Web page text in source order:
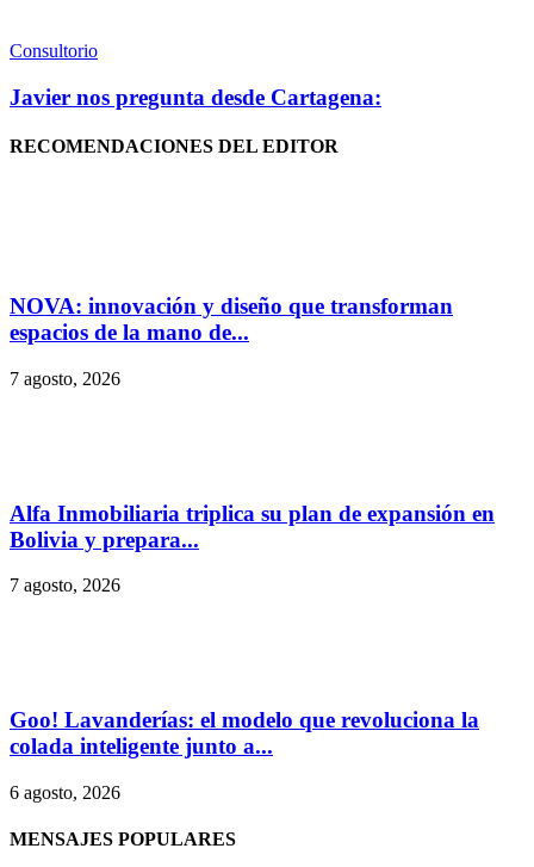
Consultorio
Javier nos pregunta desde Cartagena:
RECOMENDACIONES DEL EDITOR
NOVA: innovación y diseño que transforman
espacios de la mano de...
7 agosto, 2026
Alfa Inmobiliaria triplica su plan de expansión en
Bolivia y prepara...
7 agosto, 2026
Goo! Lavanderías: el modelo que revoluciona la
colada inteligente junto a...
6 agosto, 2026
MENSAJES POPULARES